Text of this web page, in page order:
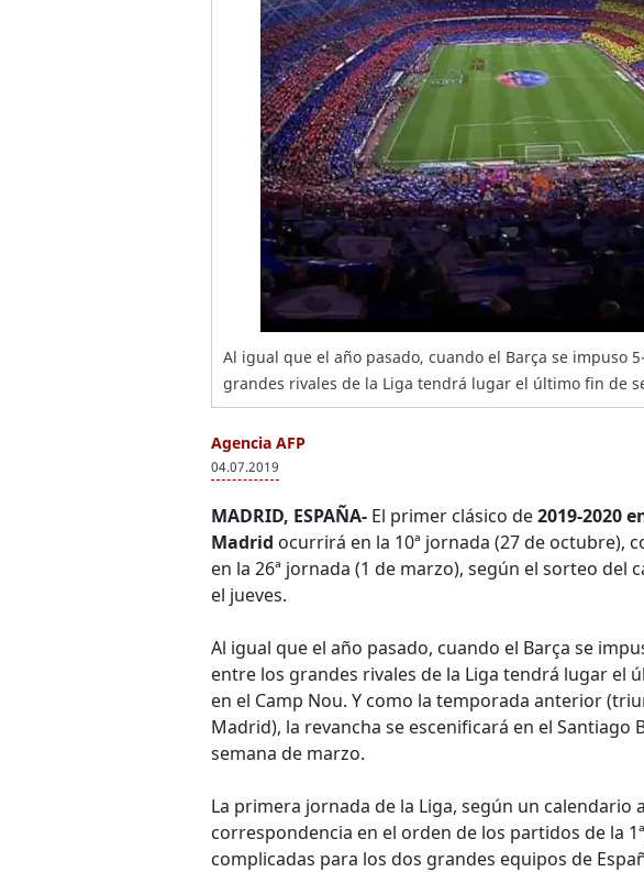
Al igual que el año pasado, cuando el Barça se impuso
grandes rivales de la Liga tendrá lugar el último fin de
Agencia AFP
04.07.2019
MADRID, ESPAÑA- El primer clásico de2019-2020
Madrid ocurrirá en la 10ª jornada (27 de octubre),
en la 26ª jornada (1 de marzo), según el sorteo del
el jueves.
Al igual que el año pasado, cuando el Barça se
entre los grandes rivales de la Liga tendrá lugar el
en el Camp Nou. Y como la temporada anterior
Madrid), la revancha se escenificará en el Santiago
semana de marzo.
La primera jornada de la Liga, según un calendario
correspondencia en el orden de los partidos de la
complicadas para los dos grandes equipos de